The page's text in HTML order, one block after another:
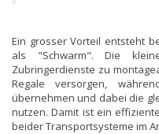
Ein grosser Vorteil entsteht
als "Schwarm". Die
Zubringerdienste zu
Regale versorgen,
übernehmen und dabei die
nutzen. Damit ist ein
beider Transportsysteme im